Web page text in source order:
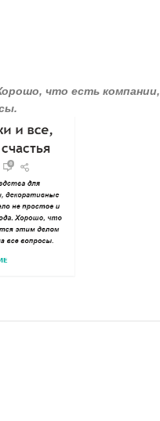
что есть компании,